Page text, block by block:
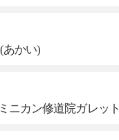
あかい)
ニカン修道院ガレット